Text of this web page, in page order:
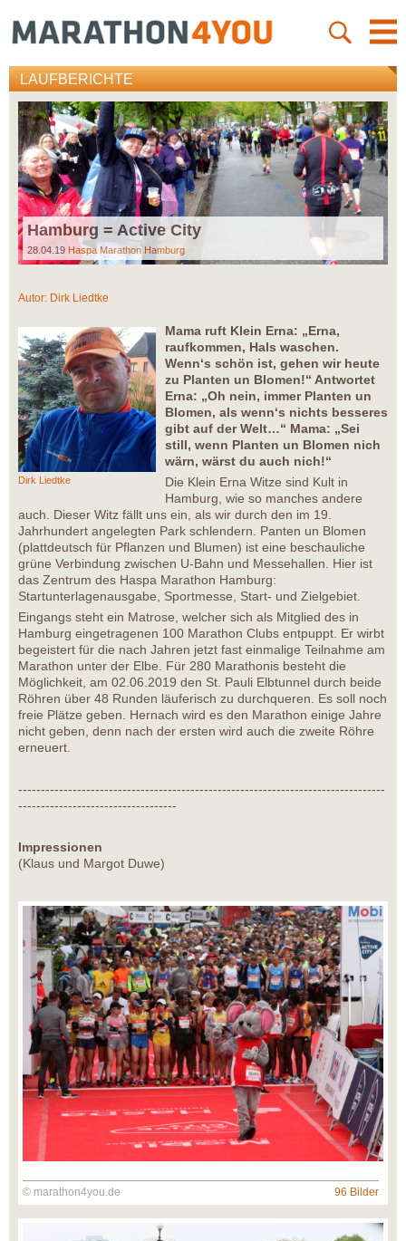
LAUFBERICHTE
Hamburg = Active City
28.04.19 Haspa Marathon Hamburg
Autor: Dirk Liedtke
Dirk Liedtke
Mama ruft Klein Erna: „Erna,
raufkommen, Hals waschen.
Wenn‘s schön ist, gehen wir heute
zu Planten un Blomen!“ Antwortet
Erna: „Oh nein, immer Planten un
Blomen, als wenn‘s nichts besseres
gibt auf der Welt…“ Mama: „Sei
still, wenn Planten un Blomen nich
wärn, wärst du auch nich!“
Die Klein Erna Witze sind Kult in
Hamburg, wie so manches andere
auch. Dieser Witz fällt uns ein, als wir durch den im 19.
Jahrhundert angelegten Park schlendern. Panten un Blomen
(plattdeutsch für Pflanzen und Blumen) ist eine beschauliche
grüne Verbindung zwischen U-Bahn und Messehallen. Hier ist
das Zentrum des Haspa Marathon Hamburg:
Startunterlagenausgabe, Sportmesse, Start- und Zielgebiet.
Eingangs steht ein Matrose, welcher sich als Mitglied des in
Hamburg eingetragenen 100 Marathon Clubs entpuppt. Er wirbt
begeistert für die nach Jahren jetzt fast einmalige Teilnahme am
Marathon unter der Elbe. Für 280 Marathonis besteht die
Möglichkeit, am 02.06.2019 den St. Pauli Elbtunnel durch beide
Röhren über 48 Runden läuferisch zu durchqueren. Es soll noch
freie Plätze geben. Hernach wird es den Marathon einige Jahre
nicht geben, denn nach der ersten wird auch die zweite Röhre
erneuert.
---------------------------------------------------------------------------------
-----------------------------------
Impressionen
(Klaus und Margot Duwe)
© marathon4you.de 96 Bilder